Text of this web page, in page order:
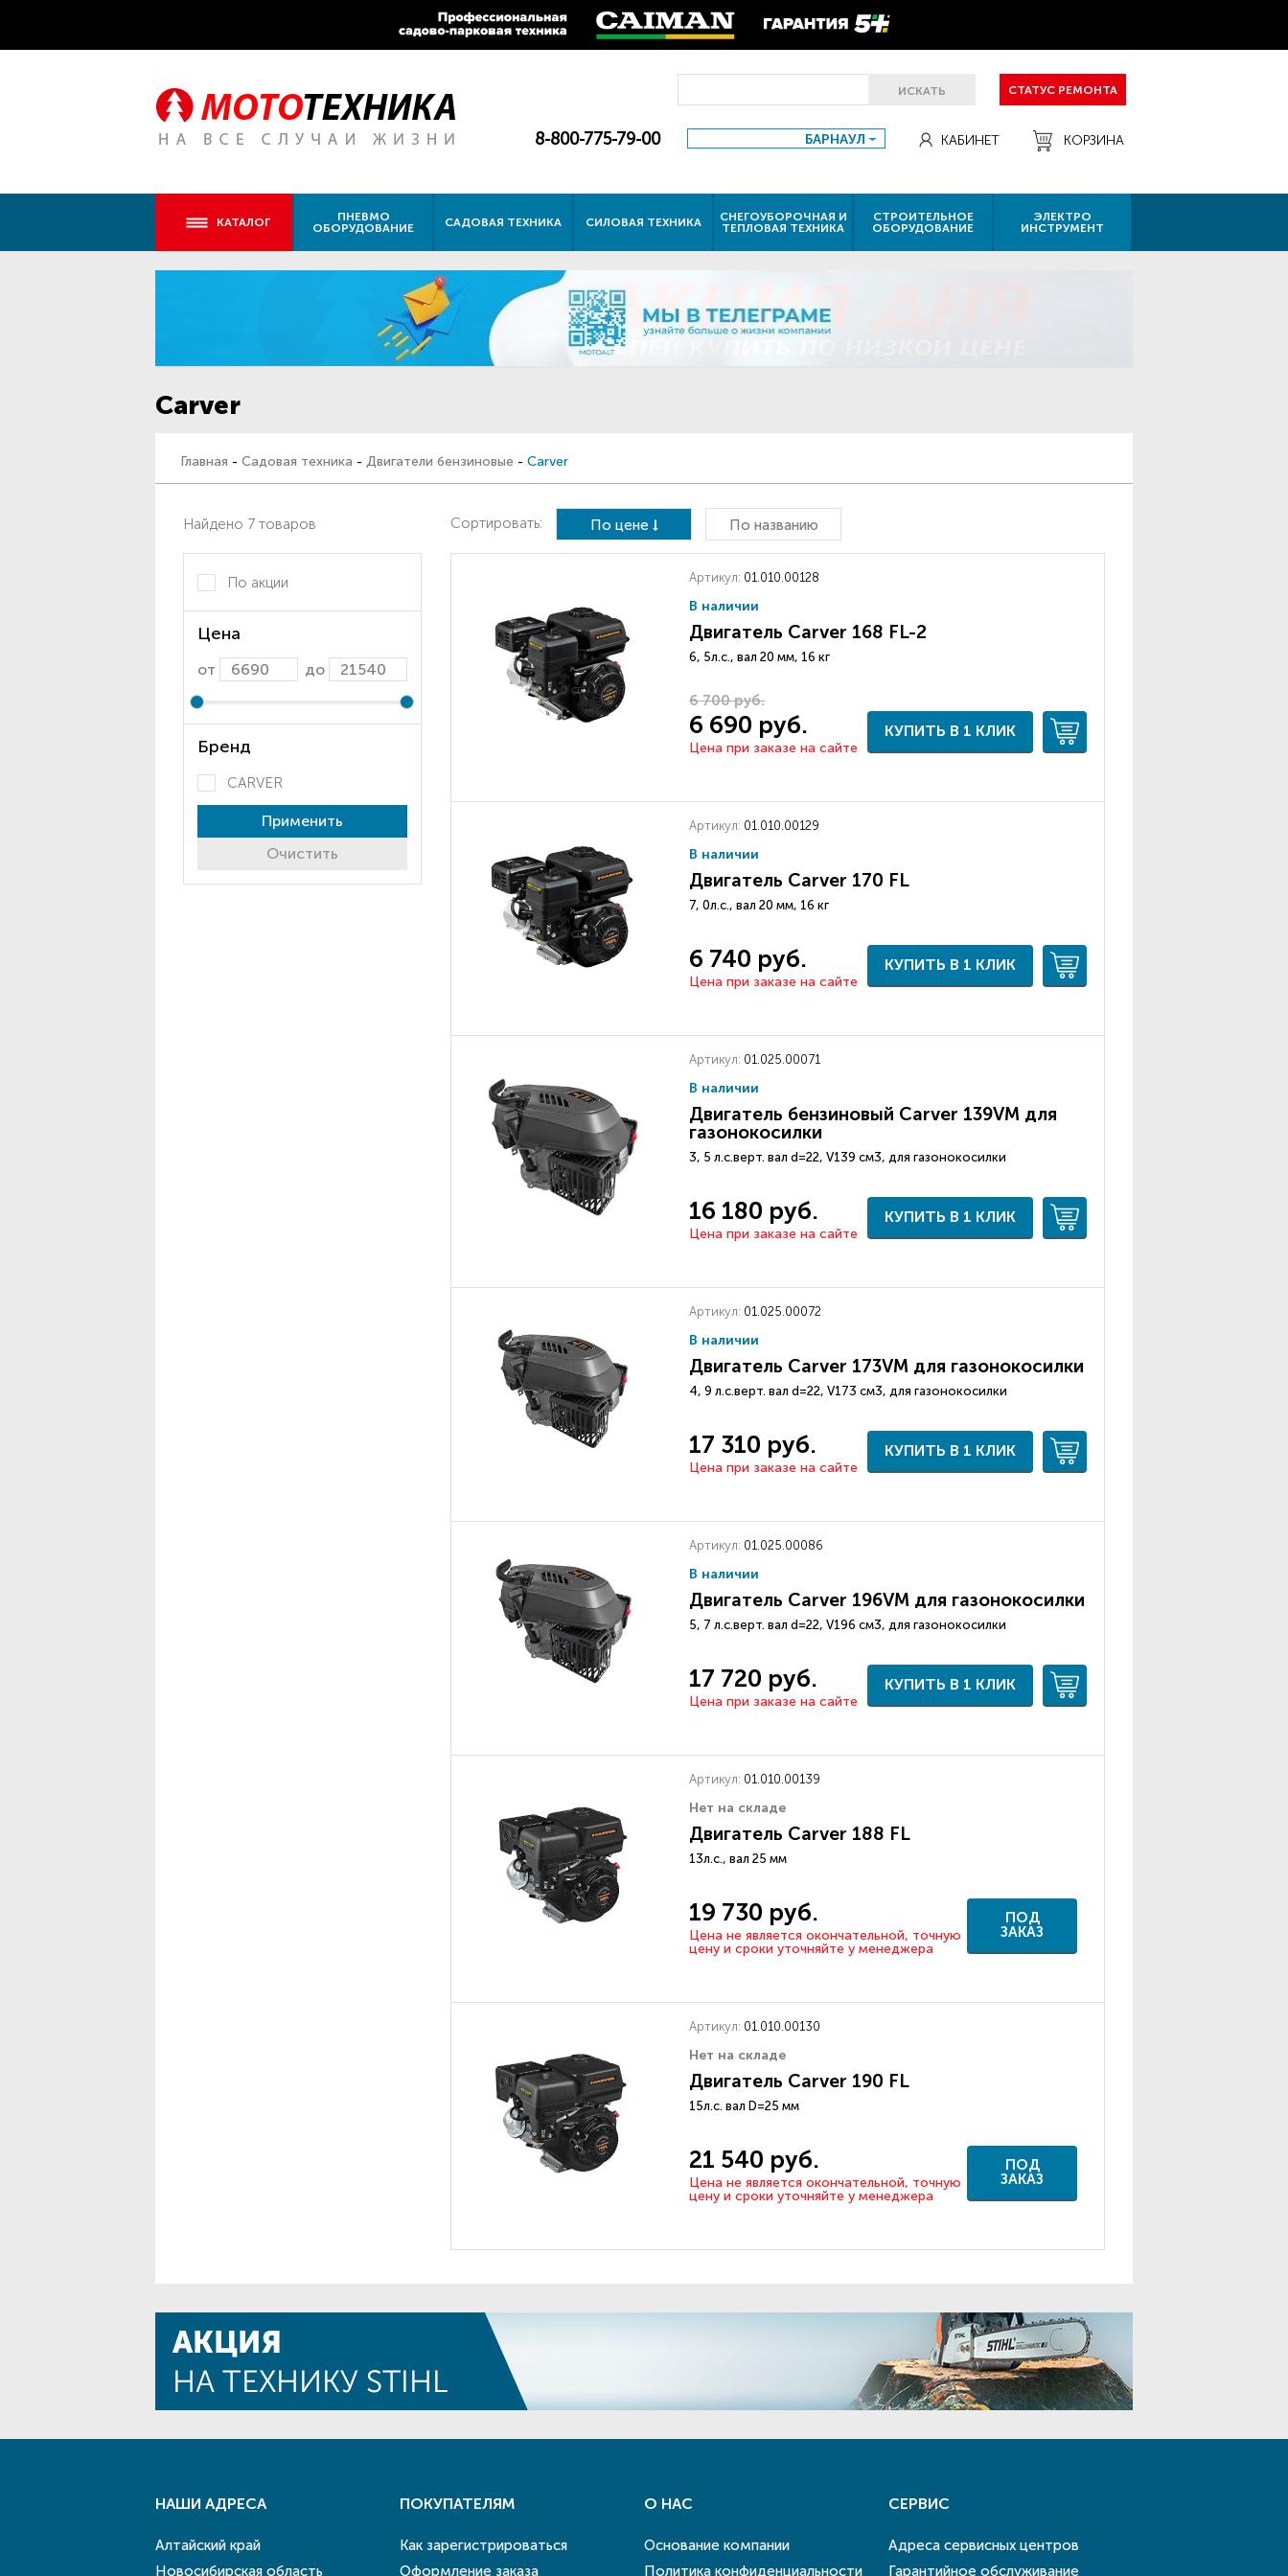
ИСКАТЬ СТАТУС РЕМОНТА
8-800-775-79-00 БАРНАУЛ КАБИНЕТ КОРЗИНА
КАТАЛОГ
ПНЕВМО
ОБОРУДОВАНИЕ
САДОВАЯ ТЕХНИКА СИЛОВАЯ ТЕХНИКА
СНЕГОУБОРОЧНАЯ И
ТЕПЛОВАЯ ТЕХНИКА
СТРОИТЕЛЬНОЕ
ОБОРУДОВАНИЕ
ЭЛЕКТРО
ИНСТРУМЕНТ
Carver
Главная - Садовая техника - Двигатели бензиновые - Carver
Найдено 7 товаров
По акции
Цена
от до
Бренд
CARVER
Применить
Очистить
Сортировать: По цене По названию
Артикул: 01.010.00128
В наличии
Двигатель Carver 168 FL-2
6, 5л.с., вал 20 мм, 16 кг
6 700 руб.
6 690 руб.
Цена при заказе на сайте
КУПИТЬ В 1 КЛИК
Артикул: 01.010.00129
В наличии
Двигатель Carver 170 FL
7, 0л.с., вал 20 мм, 16 кг
6 740 руб.
Цена при заказе на сайте
КУПИТЬ В 1 КЛИК
Артикул: 01.025.00071
В наличии
Двигатель бензиновый Carver 139VМ для
газонокосилки
3, 5 л.с.верт. вал d=22, V139 см3, для газонокосилки
16 180 руб.
Цена при заказе на сайте
КУПИТЬ В 1 КЛИК
Артикул: 01.025.00072
В наличии
Двигатель Carver 173VМ для газонокосилки
4, 9 л.с.верт. вал d=22, V173 см3, для газонокосилки
17 310 руб.
Цена при заказе на сайте
КУПИТЬ В 1 КЛИК
Артикул: 01.025.00086
В наличии
Двигатель Carver 196VМ для газонокосилки
5, 7 л.с.верт. вал d=22, V196 см3, для газонокосилки
17 720 руб.
Цена при заказе на сайте
КУПИТЬ В 1 КЛИК
Артикул: 01.010.00139
Нет на складе
Двигатель Carver 188 FL
13л.с., вал 25 мм
19 730 руб.
Цена не является окончательной, точную
цену и сроки уточняйте у менеджера
ПОД
ЗАКАЗ
Артикул: 01.010.00130
Нет на складе
Двигатель Carver 190 FL
15л.с. вал D=25 мм
21 540 руб.
Цена не является окончательной, точную
цену и сроки уточняйте у менеджера
ПОД
ЗАКАЗ
НАШИ АДРЕСА
Алтайский край
Новосибирская область
ПОКУПАТЕЛЯМ
Как зарегистрироваться
Оформление заказа
О НАС
Основание компании
Политика конфиденциальности
СЕРВИС
Адреса сервисных центров
Гарантийное обслуживание